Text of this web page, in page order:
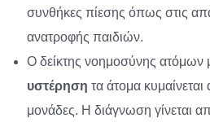
συνθήκες πίεσης όπως στις
ανατροφής παιδιών.
Ο δείκτης νοημοσύνης ατόμων
υστέρηση τα άτομα
μονάδες. Η διάγνωση γίνεται